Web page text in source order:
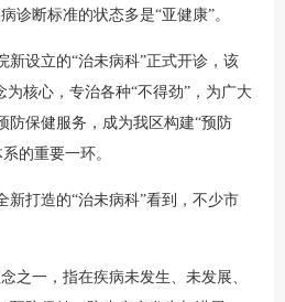
诊断标准的状态多是“亚健康”。
新设立的“治未病科”正式开诊，该
为核心，专治各种“不得劲”，为广大
防保健服务，成为我区构建“预防
的重要一环。
新打造的“治未病科”看到，不少市
之一，指在疾病未发生、未发展、